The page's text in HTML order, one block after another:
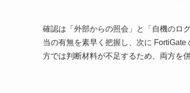
確認は「外部からの照会」と「自機のロ
当の有無を素早く把握し、次に
方では判断材料が不足するため、両方を併